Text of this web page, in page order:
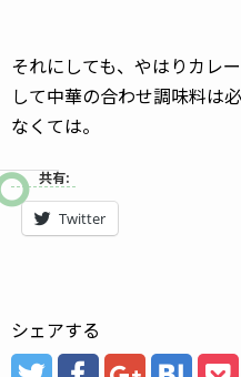
それにしても、やはりカレ
して中華の合わせ調味料は
なくては。
共有:
Twitter
シェアする